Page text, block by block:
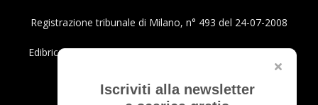
Iscriviti alla newsletter
Registrazione tribunale di Milano, n° 493 del 24-07-2008
Edibrico srl - Viale Emilio Caldara, 44 - 20122 Milano P.iva
Privacy Policy